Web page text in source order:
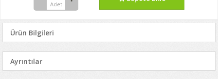
Adet
Ürün Bilgileri
Ayrıntılar